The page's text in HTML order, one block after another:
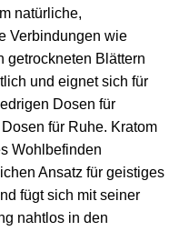
natürliche,
Verbindungen wie
getrockneten Blättern
und eignet sich für
Dosen für
für Ruhe. Kratom
Wohlbefinden
Ansatz für geistiges
fügt sich mit seiner
nahtlos in den